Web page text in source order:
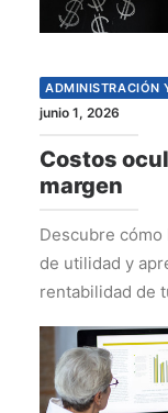
ADMINISTRACIÓN
junio 1, 2026
Costos
margen
Descubre
de utilidad y
rentabilidad de